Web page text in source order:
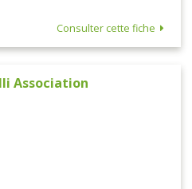
Consulter cette fiche
Association